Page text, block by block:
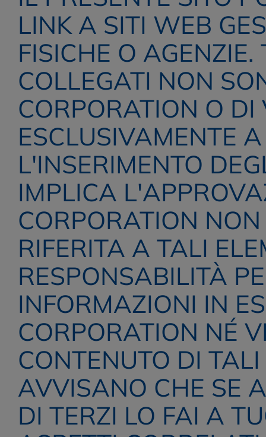
LINK A SITI WEB
FISICHE O
COLLEGATI NON
CORPORATION O DI
ESCLUSIVAMENTE
L'INSERIMENTO
IMPLICA
CORPORATION
RIFERITA A TALI
RESPONSABILITÀ
INFORMAZIONI IN
CORPORATION NÉ
CONTENUTO DI
AVVISANO CHE SE
DI TERZI LO FAI A